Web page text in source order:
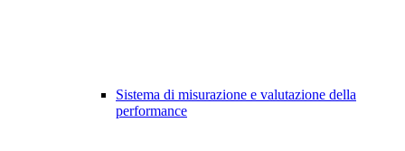
Sistema di misurazione e valutazione della
performance